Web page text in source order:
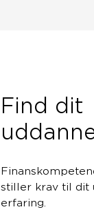
Find dit
stiller krav til dit
erfaring.